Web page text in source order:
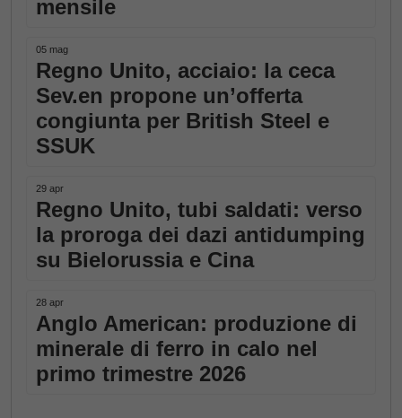
mensile
05 mag
Regno Unito, acciaio: la ceca
Sev.en propone un’offerta
congiunta per British Steel e
SSUK
29 apr
Regno Unito, tubi saldati: verso
la proroga dei dazi antidumping
su Bielorussia e Cina
28 apr
Anglo American: produzione di
minerale di ferro in calo nel
primo trimestre 2026